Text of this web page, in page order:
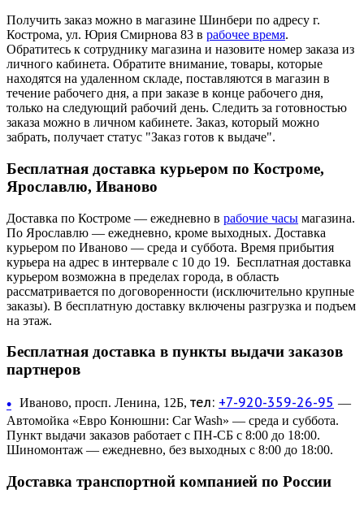
Получить заказ можно в магазине Шинбери по адресу г.
Кострома, ул. Юрия Смирнова 83 в рабочее время.
Обратитесь к сотруднику магазина и назовите номер заказа из
личного кабинета. Обратите внимание, товары, которые
находятся на удаленном складе, поставляются в магазин в
течение рабочего дня, а при заказе в конце рабочего дня,
только на следующий рабочий день. Следить за готовностью
заказа можно в личном кабинете. Заказ, который можно
забрать, получает статус "Заказ готов к выдаче".
Бесплатная доставка курьером по Костроме,
Ярославлю, Иваново
Доставка по Костроме — ежедневно в рабочие часы магазина.
По Ярославлю — ежедневно, кроме выходных. Доставка
курьером по Иваново — среда и суббота. Время прибытия
курьера на адрес в интервале с 10 до 19. Бесплатная доставка
курьером возможна в пределах города, в область
рассматривается по договоренности (исключительно крупные
заказы). В бесплатную доставку включены разгрузка и подъем
на этаж.
Бесплатная доставка в пункты выдачи заказов
партнеров
• Иваново, просп. Ленина, 12Б, тел: +7-920-359-26-95 —
Автомойка «Евро Конюшни: Car Wash» — среда и суббота.
Пункт выдачи заказов работает с ПН-СБ с 8:00 до 18:00.
Шиномонтаж — ежедневно, без выходных с 8:00 до 18:00.
Доставка транспортной компанией по России